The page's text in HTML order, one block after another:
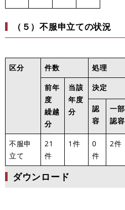
（５）不服申立ての状況
区分 件数 処理
前年
度
繰越
分
当該
年度
分
決定
認
容
一部
認容
不服申
立て
21
件
1件
0
件
2件
ダウンロード